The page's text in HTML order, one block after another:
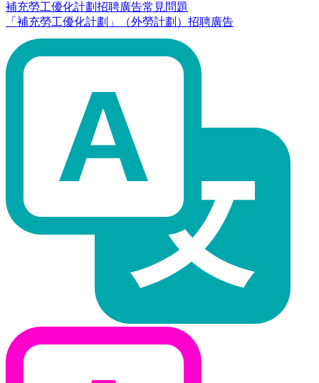
補充勞工優化計劃招聘廣告常見問題
「補充勞工優化計劃」（外勞計劃）招聘廣告